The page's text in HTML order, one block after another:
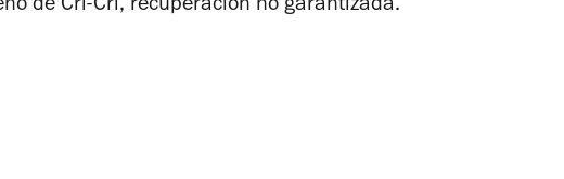
de Cri-Cri, recuperación no garantizada.